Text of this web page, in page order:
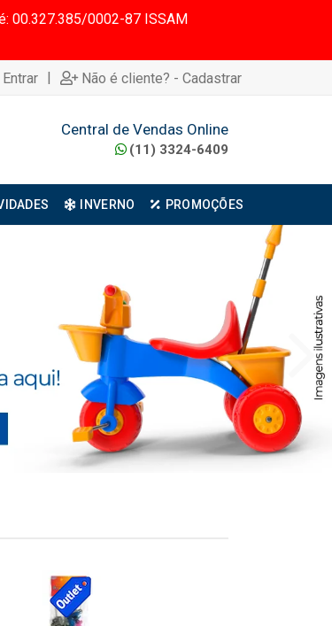
00.327.385/0002-87 ISSAM
| Não é cliente? - Cadastrar
Central de Vendas Online
(11) 3324-6409
INVERNO PROMOÇÕES